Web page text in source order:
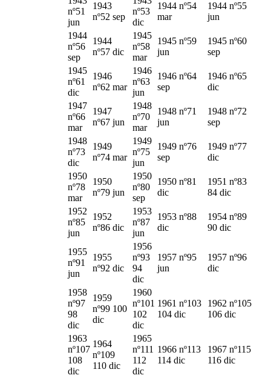
nº51
jun
1943
nº52 sep
nº53
dic
1944 nº54
mar
1944 nº55
jun
1944
nº56
sep
1944
nº57 dic
1945
nº58
mar
1945 nº59
jun
1945 nº60
sep
1945
nº61
dic
1946
nº62 mar
1946
nº63
jun
1946 nº64
sep
1946 nº65
dic
1947
nº66
mar
1947
nº67 jun
1948
nº70
mar
1948 nº71
jun
1948 nº72
sep
1948
nº73
dic
1949
nº74 mar
1949
nº75
jun
1949 nº76
sep
1949 nº77
dic
1950
nº78
mar
1950
nº79 jun
1950
nº80
sep
1950 nº81
dic
1951 nº83
84 dic
1952
nº85
jun
1952
nº86 dic
1953
nº87
jun
1953 nº88
dic
1954 nº89
90 dic
1955
nº91
jun
1955
nº92 dic
1956
nº93
94
dic
1957 nº95
jun
1957 nº96
dic
1958
nº97
98
dic
1959
nº99 100
dic
1960
nº101
102
dic
1961 nº103
104 dic
1962 nº105
106 dic
1963
nº107
108
dic
1964
nº109
110 dic
1965
nº111
112
dic
1966 nº113
114 dic
1967 nº115
116 dic